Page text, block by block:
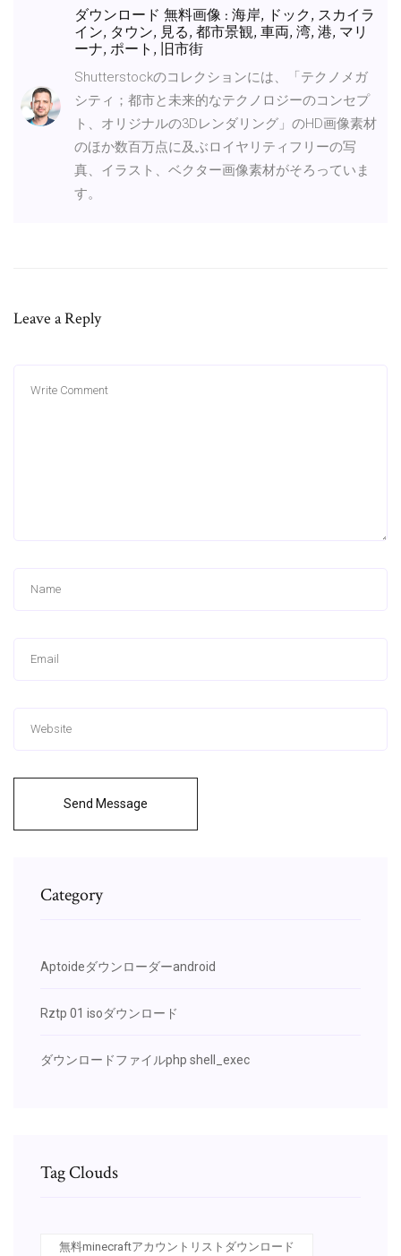
ダウンロード 無料画像 : 海岸, ドック, スカイラ
イン, タウン, 見る, 都市景観, 車両, 湾, 港, マリ
ーナ, ポート, 旧市街
Shutterstockのコレクションには、「テクノメガ
シティ；都市と未来的なテクノロジーのコンセプ
ト、オリジナルの3Dレンダリング」のHD画像素材
のほか数百万点に及ぶロイヤリティフリーの写
真、イラスト、ベクター画像素材がそろっていま
す。
Leave a Reply
Send Message
Category
Aptoideダウンローダーandroid
Rztp 01 isoダウンロード
ダウンロードファイルphp shell_exec
Tag Clouds
無料minecraftアカウントリストダウンロード